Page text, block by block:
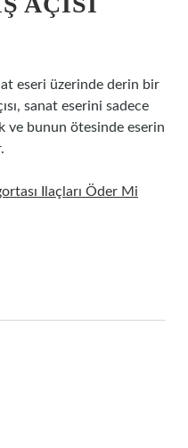
eseri üzerinde derin bir
sanat eserini sadece
ve bunun ötesinde eserin
Ilaçları Öder Mi